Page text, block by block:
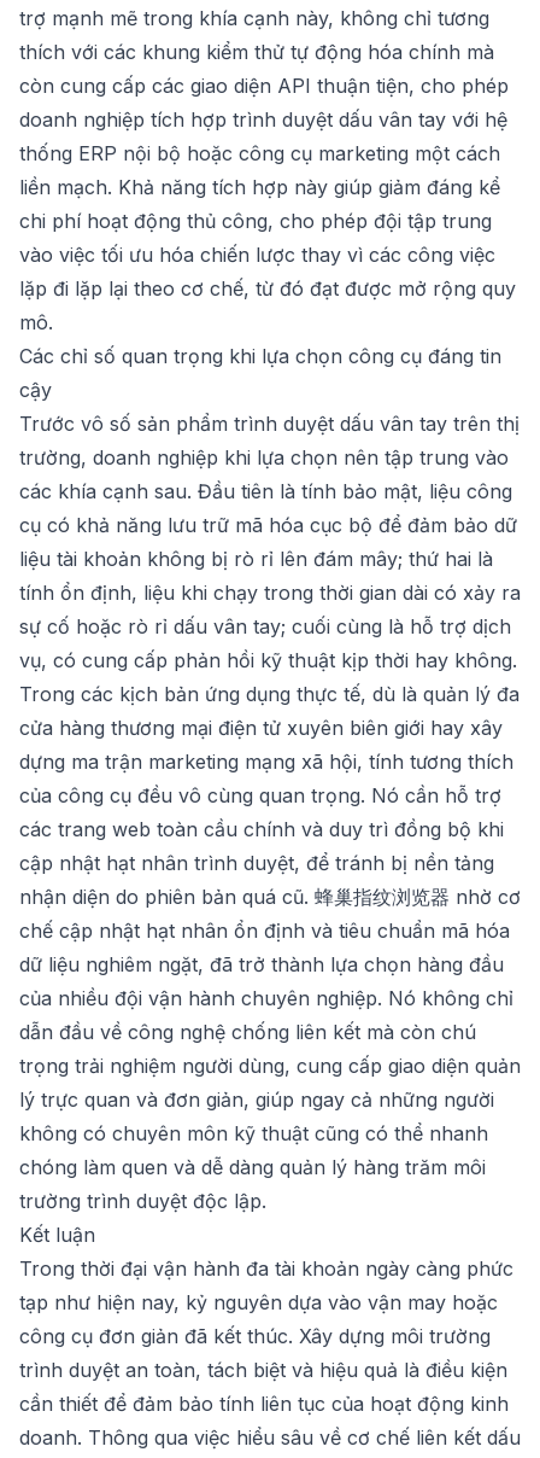
trợ mạnh mẽ trong khía cạnh này, không chỉ tương
thích với các khung kiểm thử tự động hóa chính mà
còn cung cấp các giao diện API thuận tiện, cho phép
doanh nghiệp tích hợp trình duyệt dấu vân tay với hệ
thống ERP nội bộ hoặc công cụ marketing một cách
liền mạch. Khả năng tích hợp này giúp giảm đáng kể
chi phí hoạt động thủ công, cho phép đội tập trung
vào việc tối ưu hóa chiến lược thay vì các công việc
lặp đi lặp lại theo cơ chế, từ đó đạt được mở rộng quy
mô.
Các chỉ số quan trọng khi lựa chọn công cụ đáng tin
cậy
Trước vô số sản phẩm trình duyệt dấu vân tay trên thị
trường, doanh nghiệp khi lựa chọn nên tập trung vào
các khía cạnh sau. Đầu tiên là tính bảo mật, liệu công
cụ có khả năng lưu trữ mã hóa cục bộ để đảm bảo dữ
liệu tài khoản không bị rò rỉ lên đám mây; thứ hai là
tính ổn định, liệu khi chạy trong thời gian dài có xảy ra
sự cố hoặc rò rỉ dấu vân tay; cuối cùng là hỗ trợ dịch
vụ, có cung cấp phản hồi kỹ thuật kịp thời hay không.
Trong các kịch bản ứng dụng thực tế, dù là quản lý đa
cửa hàng thương mại điện tử xuyên biên giới hay xây
dựng ma trận marketing mạng xã hội, tính tương thích
của công cụ đều vô cùng quan trọng. Nó cần hỗ trợ
các trang web toàn cầu chính và duy trì đồng bộ khi
cập nhật hạt nhân trình duyệt, để tránh bị nền tảng
nhận diện do phiên bản quá cũ. 蜂巢指纹浏览器 nhờ cơ
chế cập nhật hạt nhân ổn định và tiêu chuẩn mã hóa
dữ liệu nghiêm ngặt, đã trở thành lựa chọn hàng đầu
của nhiều đội vận hành chuyên nghiệp. Nó không chỉ
dẫn đầu về công nghệ chống liên kết mà còn chú
trọng trải nghiệm người dùng, cung cấp giao diện quản
lý trực quan và đơn giản, giúp ngay cả những người
không có chuyên môn kỹ thuật cũng có thể nhanh
chóng làm quen và dễ dàng quản lý hàng trăm môi
trường trình duyệt độc lập.
Kết luận
Trong thời đại vận hành đa tài khoản ngày càng phức
tạp như hiện nay, kỷ nguyên dựa vào vận may hoặc
công cụ đơn giản đã kết thúc. Xây dựng môi trường
trình duyệt an toàn, tách biệt và hiệu quả là điều kiện
cần thiết để đảm bảo tính liên tục của hoạt động kinh
doanh. Thông qua việc hiểu sâu về cơ chế liên kết dấu